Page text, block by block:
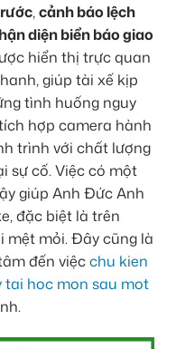
,cảnh báo lệch
diện biển báo giao
hiển thị trực quan
giúp tài xế kịp
tình huống nguy
hợp camera hành
trình với chất lượng
sự cố. Việc có một
giúp Anh Đức Anh
đặc biệt là trên
mệt mỏi. Đây cũng là
đến việcchu kien
hoc mon sau mot